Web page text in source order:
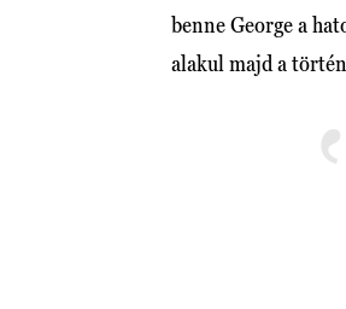
benne George a
alakul majd a